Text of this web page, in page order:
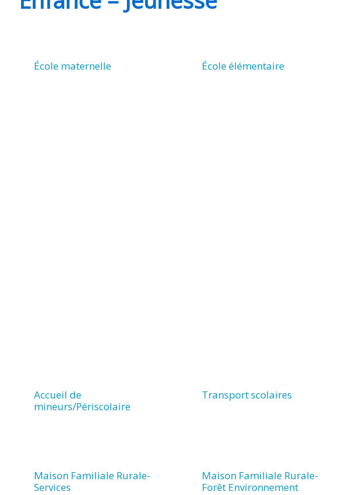
École maternelle École élémentaire
Accueil de
mineurs/Périscolaire
Transport scolaires
Maison Familiale Rurale-
Services
Maison Familiale Rurale-
Forêt Environnement